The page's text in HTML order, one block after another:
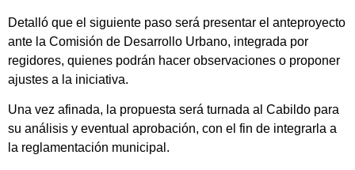
Detalló que el siguiente paso será presentar el anteproyecto
ante la Comisión de Desarrollo Urbano, integrada por
regidores, quienes podrán hacer observaciones o proponer
ajustes a la iniciativa.
Una vez afinada, la propuesta será turnada al Cabildo para
su análisis y eventual aprobación, con el fin de integrarla a
la reglamentación municipal.